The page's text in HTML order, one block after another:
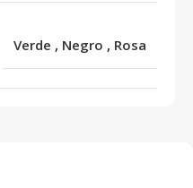
Verde , Negro , Rosa